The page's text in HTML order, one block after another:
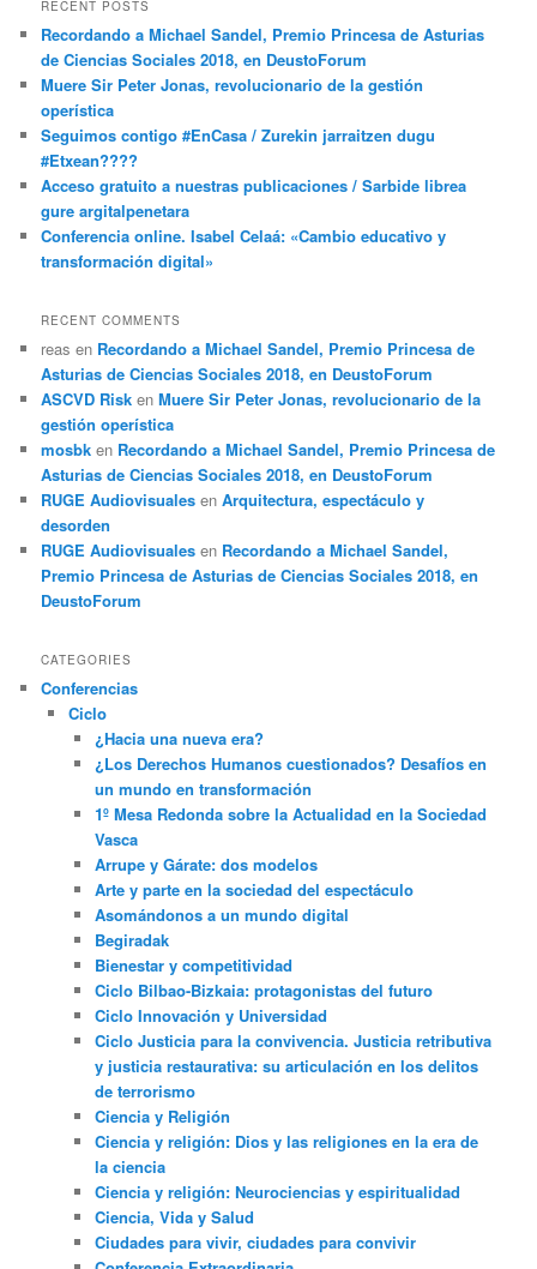
RECENT POSTS
Recordando a Michael Sandel, Premio Princesa de Asturias
de Ciencias Sociales 2018, en DeustoForum
Muere Sir Peter Jonas, revolucionario de la gestión
operística
Seguimos contigo #EnCasa / Zurekin jarraitzen dugu
#Etxean????
Acceso gratuito a nuestras publicaciones / Sarbide librea
gure argitalpenetara
Conferencia online. Isabel Celaá: «Cambio educativo y
transformación digital»
RECENT COMMENTS
reas en Recordando a Michael Sandel, Premio Princesa de
Asturias de Ciencias Sociales 2018, en DeustoForum
ASCVD Risk enMuere Sir Peter Jonas, revolucionario de la
gestión operística
mosbk en Recordando a Michael Sandel, Premio Princesa de
Asturias de Ciencias Sociales 2018, en DeustoForum
RUGE Audiovisuales enArquitectura, espectáculo y
desorden
RUGE Audiovisuales en Recordando a Michael Sandel,
Premio Princesa de Asturias de Ciencias Sociales 2018, en
DeustoForum
CATEGORIES
Conferencias
Ciclo
¿Hacia una nueva era?
¿Los Derechos Humanos cuestionados? Desafíos en
un mundo en transformación
1º Mesa Redonda sobre la Actualidad en la Sociedad
Vasca
Arrupe y Gárate: dos modelos
Arte y parte en la sociedad del espectáculo
Asomándonos a un mundo digital
Begiradak
Bienestar y competitividad
Ciclo Bilbao-Bizkaia: protagonistas del futuro
Ciclo Innovación y Universidad
Ciclo Justicia para la convivencia. Justicia retributiva
y justicia restaurativa: su articulación en los delitos
de terrorismo
Ciencia y Religión
Ciencia y religión: Dios y las religiones en la era de
la ciencia
Ciencia y religión: Neurociencias y espiritualidad
Ciencia, Vida y Salud
Ciudades para vivir, ciudades para convivir